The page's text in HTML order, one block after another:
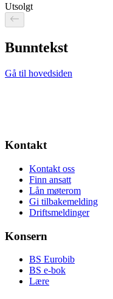
Utsolgt
Bunntekst
Gå til hovedsiden
Kontakt
Kontakt oss
Finn ansatt
Lån møterom
Gi tilbakemelding
Driftsmeldinger
Konsern
BS Eurobib
BS e-bok
Lære